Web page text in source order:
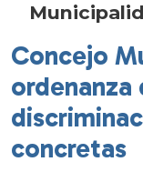
Concejo
ordenanza
concretas